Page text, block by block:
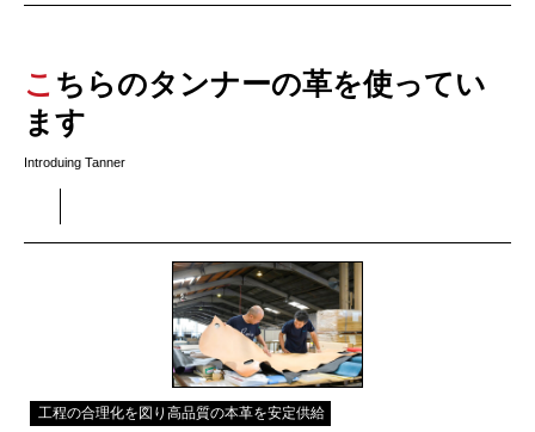
こちらのタンナーの革を使ってい
ます
Introduing Tanner
工程の合理化を図り高品質の本革を安定供給